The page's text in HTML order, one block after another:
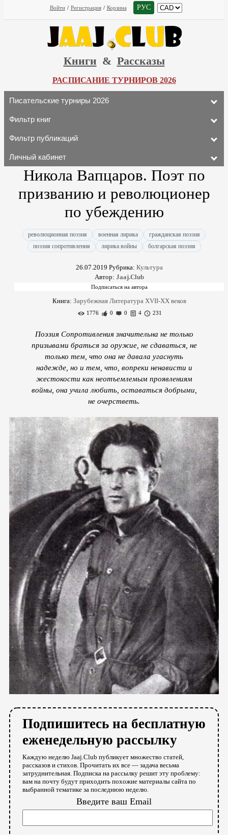
Войти / Регистрация / Корзина РУС
Книги & Рассказы
РАСПИСАНИЕ ТУРНИРОВ 2026
Писательские турниры 2026
Фильтр книг
Фильтр публикаций
Личный кабинет
Никола Вапцаров. Поэт по
призванию и революционер
по убеждению
революционная поэзия военная лирика
гражданская поэзия
поэзия сопротивления
лирика войны болгарская поэзия
26.07.2019 Рубрика: Культура
Автор: Jaaj.Club
Книга: Зарубежная Литература XVII-XX веков
1776 0 0 4 231
Поэзия Сопротивления значительна не только
призывами браться за оружие, не сдаваться, не
только тем, что она не давала угаснуть
надежде, но и тем, что, вопреки ненависти и
жестокости как неотъемлемым проявлениям
войны, она учила любить, оставаться добрыми,
не очерстветь.
Подпишитесь на бесплатную
еженедельную рассылку
Каждую неделю Jaaj.Club публикует множество статей,
рассказов и стихов. Прочитать их все — задача весьма
затруднительная. Подписка на рассылку решит эту проблему:
вам на почту будут приходить похожие материалы сайта по
выбранной тематике за последнюю неделю.
Введите ваш Email